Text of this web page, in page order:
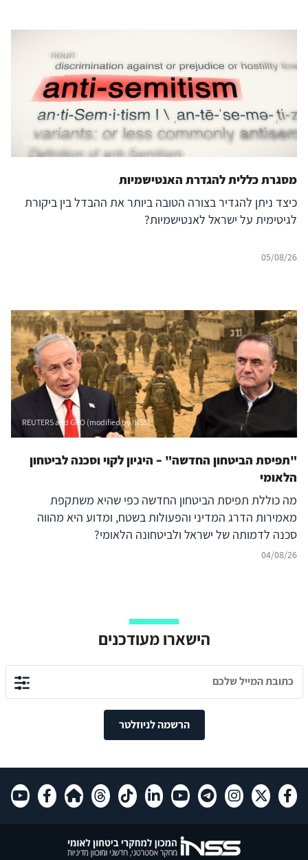
ישראל, יוון, קפריסין ויכולת הפעולה המשותפת
(Interoperability) של נאט"ו – נודעת משמעות רבה, המחייבת
בחינה אסטרטגית קפדנית.
Shutterstock
מסגרת כללית להגדרת האנטישמיות
כיצד ניתן להגדיר בצורה הטובה ביותר את ההבדל בין ביקורת
לגיטימית על ישראל לאנטישמיות?
05/08/26
REUTERS and GPO (modified by INSS)
"תפיסת הביטחון החדשה" – היגיון לקוי וסכנה לביטחון
הלאומי
מה כוללת תפיסת הביטחון החדשה כפי שהיא משתקפת
מאמירות הדרג המדיני והפעולות בשטח, ומדוע היא מהווה
סכנה לדמותה של ישראל ולביטחונה הלאומי?
04/08/26
הישארו מעודכנים
הרשמה לניוזלטר